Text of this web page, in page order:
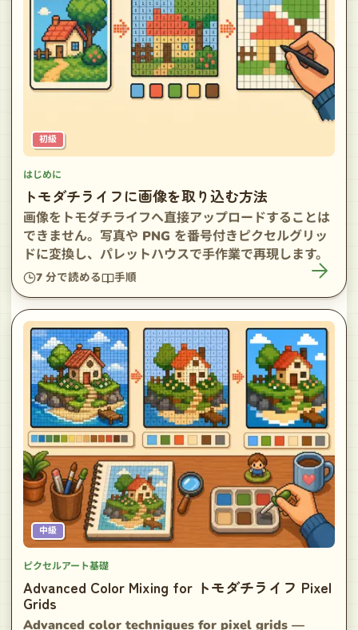
初級
はじめに
トモダチライフに画像を取り込む方法
画像をトモダチライフへ直接アップロードすることは
できません。写真や PNG を番号付きピクセルグリッ
ドに変換し、パレットハウスで手作業で再現します。
7 分で読める 手順
中級
ピクセルアート基礎
Advanced Color Mixing for トモダチライフ Pixel
Grids
Advanced color techniques for pixel grids —